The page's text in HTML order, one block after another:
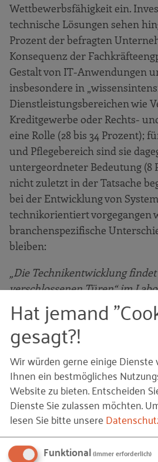
Wettbewerbsfähigkeit ein.
technische Lösungen sehen
Prozent der befragten
Konsequenz der
Gestalt von IT-Anwendungen
insbesondere in
Dienstleistungsbereichen wie
Kreditgewerbe oder Rechts-
eine Rolle (28 bis 34 Prozent);
und Pflegebereich sind sie
untergeordneter Bedeutung (8
nicht zuletzt in der Tatsache
bei der Entwicklung von
technikorientiert vorgegangen
branchenspezifische
bleiben:
„Die Technikentwicklung
verschlossenen Türen“ im
Ingenieurinnen und Ingenieure
unzureichender Kenntnis der
Lösungen, um die Pflege am
zu erleichtern. Sie haben eine
verinnerlicht, die mit
kollidiert (kollidieren kann):
Befriedigung aus der
Lösungen erhalten, möchten
Andererseits konstatieren mehr
Hat jemand
gesagt?!
Wir würden gerne einige Dienste
Ihnen ein bestmögliches
Website zu bieten. Entscheiden
Dienste Sie zulassen möchten.
lesen Sie bitte unsere
Funktional(immer erforderlich)